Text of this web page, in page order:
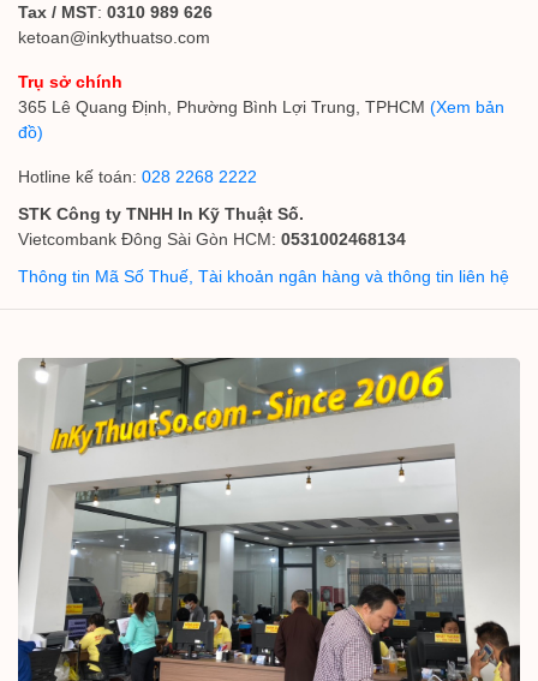
Tax / MST: 0310 989 626
ketoan@inkythuatso.com
Trụ sở chính
365 Lê Quang Định, Phường Bình Lợi Trung, TPHCM (Xem bản
đồ)
Hotline kế toán: 028 2268 2222
STK Công ty TNHH In Kỹ Thuật Số.
Vietcombank Đông Sài Gòn HCM: 0531002468134
Thông tin Mã Số Thuế, Tài khoản ngân hàng và thông tin liên hệ